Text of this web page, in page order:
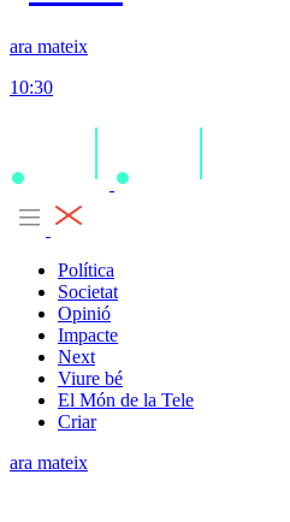
ara mateix
10:30
Política
Societat
Opinió
Impacte
Next
Viure bé
El Món de la Tele
Criar
ara mateix